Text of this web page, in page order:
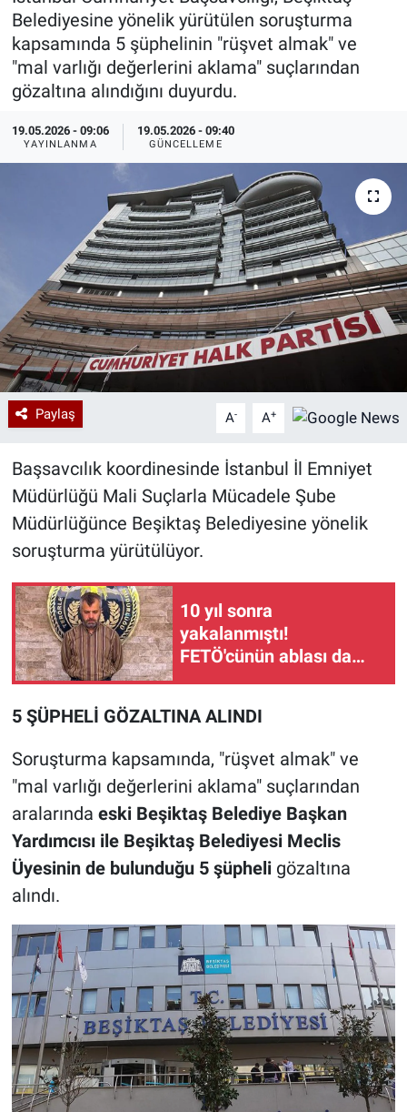
Belediyesine yönelik yürütülen soruşturma
kapsamında 5 şüphelinin "rüşvet almak" ve
"mal varlığı değerlerini aklama" suçlarından
gözaltına alındığını duyurdu.
19.05.2026 - 09:06
YAYINLANMA
19.05.2026 - 09:40
GÜNCELLEME
Paylaş A- A+
Başsavcılık koordinesinde İstanbul İl Emniyet
Müdürlüğü Mali Suçlarla Mücadele Şube
Müdürlüğünce Beşiktaş Belediyesine yönelik
soruşturma yürütülüyor.
10 yıl sonra
yakalanmıştı!
FETÖ'cünün ablası da
5 ŞÜPHELİ GÖZALTINA ALINDI
Soruşturma kapsamında, "rüşvet almak" ve
"mal varlığı değerlerini aklama" suçlarından
aralarında eski Beşiktaş Belediye Başkan
Yardımcısı ile Beşiktaş Belediyesi Meclis
Üyesinin de bulunduğu 5 şüpheligözaltına
alındı.
Özel Haberler
Yazarlar
Dünya
Medya
Özel Haberler
Erişim Bilgileri
Sağlık
Teknoloji
Ramazan
Haber Arşivi